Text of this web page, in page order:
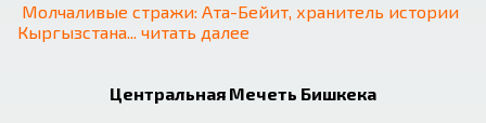
Молчаливые стражи: Ата-Бейит, хранитель истории
Кыргызстана... читать далее
Центральная Мечеть Бишкека